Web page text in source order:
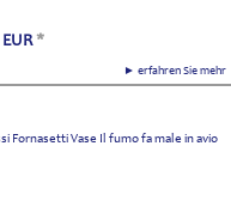
► erfahren Sie
EUR *